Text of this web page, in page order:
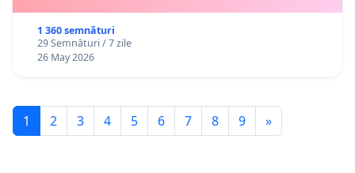
1 360 semnături
29 Semnături / 7 zile
26 May 2026
1 2 3 4 5 6 7 8 9 »